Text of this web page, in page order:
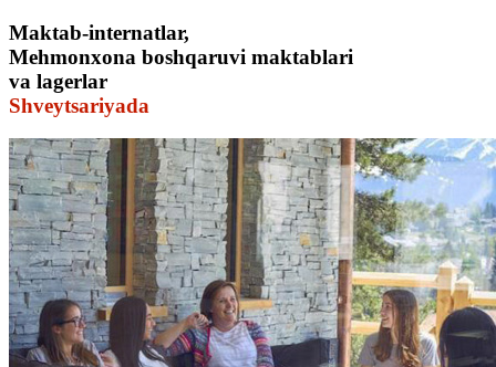
Maktab-internatlar,
Mehmonxona boshqaruvi maktablari
va lagerlar
Shveytsariyada